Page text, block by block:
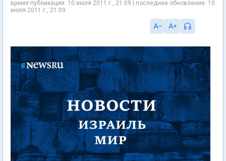
время публикации: 10 июля 2011 г., 21:09 | последнее обновление: 10
июля 2011 г., 21:09